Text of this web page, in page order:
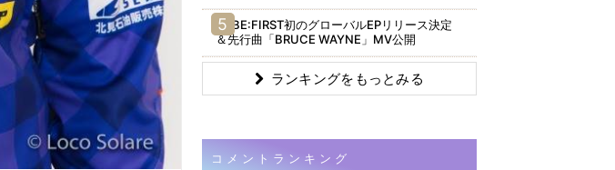
BE:FIRST初のグローバルEPリリース決定
＆先行曲「BRUCE WAYNE」MV公開
ランキングをもっとみる
コメントランキング